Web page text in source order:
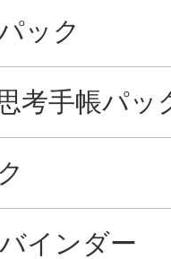
ック
考手帳パッ
インダー